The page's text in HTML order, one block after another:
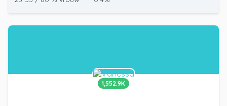
1,552.9K